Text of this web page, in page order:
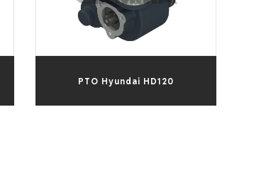
PTO Hyundai HD120